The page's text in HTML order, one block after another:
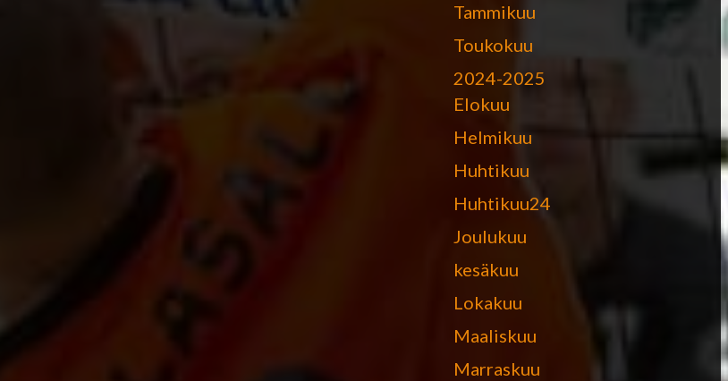
Tammikuu
Toukokuu
2024-2025
Elokuu
Helmikuu
Huhtikuu
Huhtikuu24
Joulukuu
kesäkuu
Lokakuu
Maaliskuu
Marraskuu